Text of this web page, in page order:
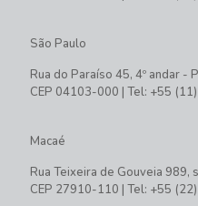
São Paulo
Rua do Paraíso 45, 4º andar -
CEP 04103-000 | Tel: +55
Macaé
Rua Teixeira de Gouveia 989,
CEP 27910-110 | Tel: +55